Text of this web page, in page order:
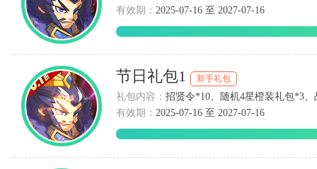
有效期： 2025-07-16 至 2027-07-16
节日礼包1 新手礼包
礼包内容： 招贤令*10、随机4星橙装礼包*3
有效期： 2025-07-16 至 2027-07-16